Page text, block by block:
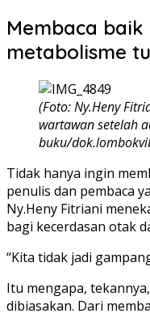
Membaca
metabolisme
(Foto: Ny.Heny
wartawan setelah
buku/
Tidak hanya ingin
penulis dan pembaca
Ny.Heny Fitriani
bagi kecerdasan otak
“Kita tidak jadi
Itu mengapa,
dibiasakan. Dari